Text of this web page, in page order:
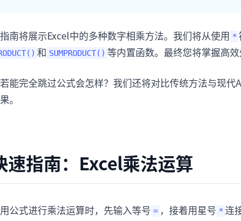
用于看板、KPI复盘和经营分析。
南将展示Excel中的多种数字相乘方法。我们将从使用 *
和 SUMPRODUCT() 等内置函数。最终您将掌握高
能完全跳过公式会怎样？我们还将对比传统方法与现
。
速指南：Excel乘法运算
公式进行乘法运算时，先输入等号 = ，接着用星号 * 连